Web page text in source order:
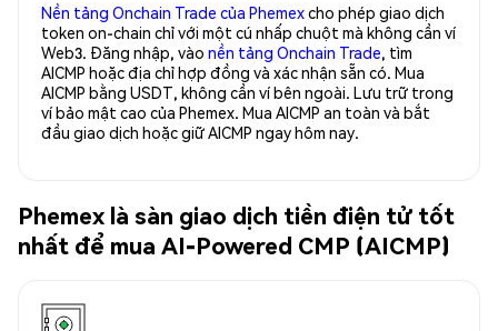
Nền tảng Onchain Trade của Phemexcho phép giao dịch
token on-chain chỉ với một cú nhấp chuột mà không cần ví
Web3. Đăng nhập, vào nền tảng Onchain Trade, tìm
AICMP hoặc địa chỉ hợp đồng và xác nhận sẵn có. Mua
AICMP bằng USDT, không cần ví bên ngoài. Lưu trữ trong
ví bảo mật cao của Phemex. Mua AICMP an toàn và bắt
đầu giao dịch hoặc giữ AICMP ngay hôm nay.
Phemex là sàn giao dịch tiền điện tử tốt
nhất để mua AI-Powered CMP (AICMP)